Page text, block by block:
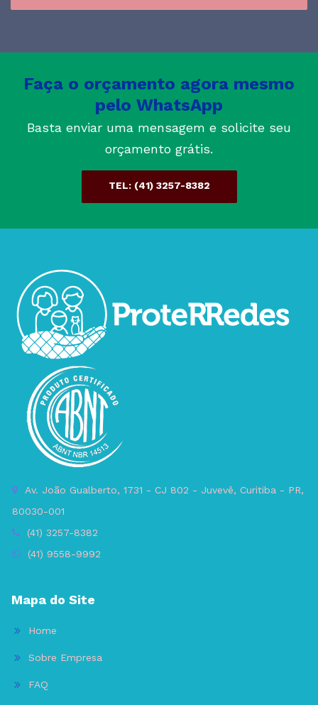
Faça o orçamento agora mesmo
pelo WhatsApp
Basta enviar uma mensagem e solicite seu
orçamento grátis.
TEL: (41) 3257-8382
Av. João Gualberto, 1731 - CJ 802 - Juvevê, Curitiba - PR,
80030-001
(41) 3257-8382
(41) 9558-9992
Mapa do Site
Home
Sobre Empresa
FAQ